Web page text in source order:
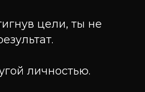
цели, ты не
личностью.